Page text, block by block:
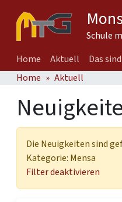
Schule
Home
Aktuell Das
Home
Aktuell
Die Neuigkeiten sind
Kategorie: Mensa
Filter deaktivieren